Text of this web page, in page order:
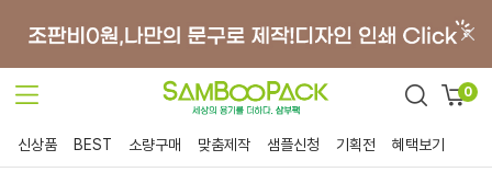
0
신상품 BEST 소량구매 맞춤제작 샘플신청 기획전 혜택보기